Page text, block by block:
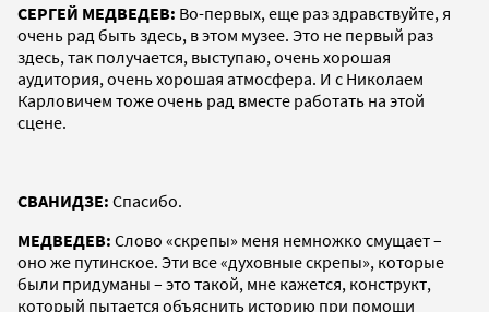
СЕРГЕЙ МЕДВЕДЕВ: Во-первых, еще раз здравствуйте, я
очень рад быть здесь, в этом музее. Это не первый раз
здесь, так получается, выступаю, очень хорошая
аудитория, очень хорошая атмосфера. И с Николаем
Карловичем тоже очень рад вместе работать на этой
сцене.
СВАНИДЗЕ: Спасибо.
МЕДВЕДЕВ: Слово «скрепы» меня немножко смущает –
оно же путинское. Эти все «духовные скрепы», которые
были придуманы – это такой, мне кажется, конструкт,
который пытается объяснить историю при помощи